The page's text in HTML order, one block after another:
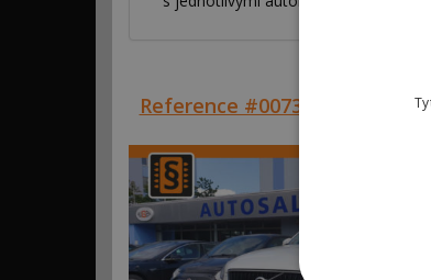
Reference #00738 – Volvo